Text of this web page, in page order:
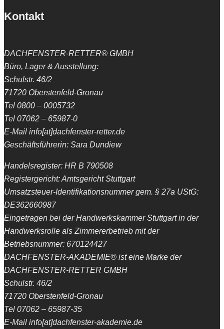
Kontakt
DACHFENSTER-RETTER® GMBH
Büro, Lager & Ausstellung:
Schulstr. 46/2
71720 Oberstenfeld-Gronau
Tel 0800 – 0005732
Tel 07062 – 65987-0
E-Mail info[at]dachfenster-retter.de
Geschäftsführerin: Sara Dundiew
Handelsregister: HR B 790508
Registergericht: Amtsgericht Stuttgart
Umsatzsteuer-Identifikationsnummer gem. § 27a UStG:
DE362660987
Eingetragen bei der Handwerkskammer Stuttgart in der
Handwerksrolle als Zimmererbetrieb mit der
Betriebsnummer: 670124427
DACHFENSTER-AKADEMIE® ist eine Marke der
DACHFENSTER-RETTER GMBH
Schulstr. 46/2
71720 Oberstenfeld-Gronau
Tel 07062 – 65987-35
E-Mail info[at]dachfenster-akademie.de